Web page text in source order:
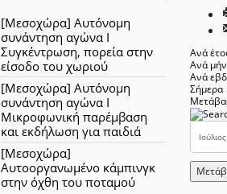
Ανά
Ανά
Ανά
Σήμερα
[Μεσοχώρα] Αυτόνομη
συνάντηση αγώνα Ι
Συγκέντρωση, πορεία στην
είσοδο του χωριού
[Μεσοχώρα] Αυτόνομη
συνάντηση αγώνα Ι
Μικροφωνική παρέμβαση
και εκδήλωση για παιδιά
[Μεσοχώρα]
Αυτοοργανωμένο κάμπινγκ
στην όχθη του ποταμού